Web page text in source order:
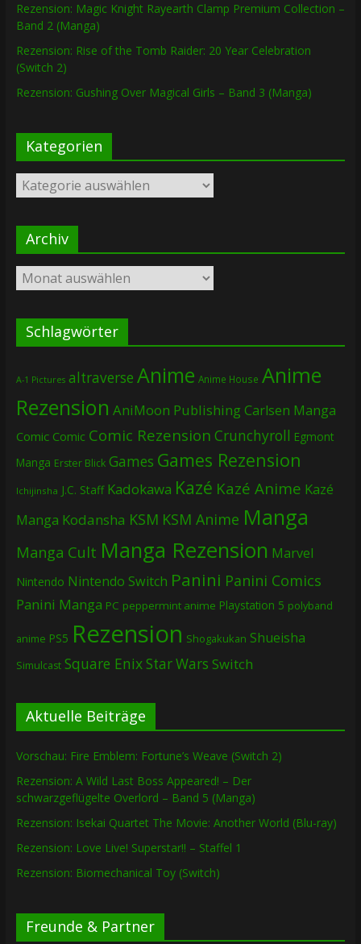
Rezension: Magic Knight Rayearth Clamp Premium Collection –
Band 2 (Manga)
Rezension: Rise of the Tomb Raider: 20 Year Celebration
(Switch 2)
Rezension: Gushing Over Magical Girls – Band 3 (Manga)
Kategorien
Kategorien
Archiv
Archiv
Schlagwörter
A-1 Pictures altraverse Anime Anime House Anime
Rezension AniMoon PublishingCarlsen Manga
Comic Comic Comic Rezension Crunchyroll Egmont
Manga Erster Blick Games Games Rezension
Ichijinsha J.C. Staff Kadokawa Kazé Kazé Anime Kazé
Manga Kodansha KSM KSM Anime Manga
Manga Cult Manga Rezension Marvel
Nintendo Nintendo Switch Panini Panini Comics
Panini Manga PC peppermint anime Playstation 5 polyband
anime PS5 Rezension Shogakukan Shueisha
Simulcast Square EnixStar Wars Switch
Aktuelle Beiträge
Vorschau: Fire Emblem: Fortune’s Weave (Switch 2)
Rezension: A Wild Last Boss Appeared! – Der
schwarzgeflügelte Overlord – Band 5 (Manga)
Rezension: Isekai Quartet The Movie: Another World (Blu-ray)
Rezension: Love Live! Superstar!! – Staffel 1
Rezension: Biomechanical Toy (Switch)
Freunde & Partner